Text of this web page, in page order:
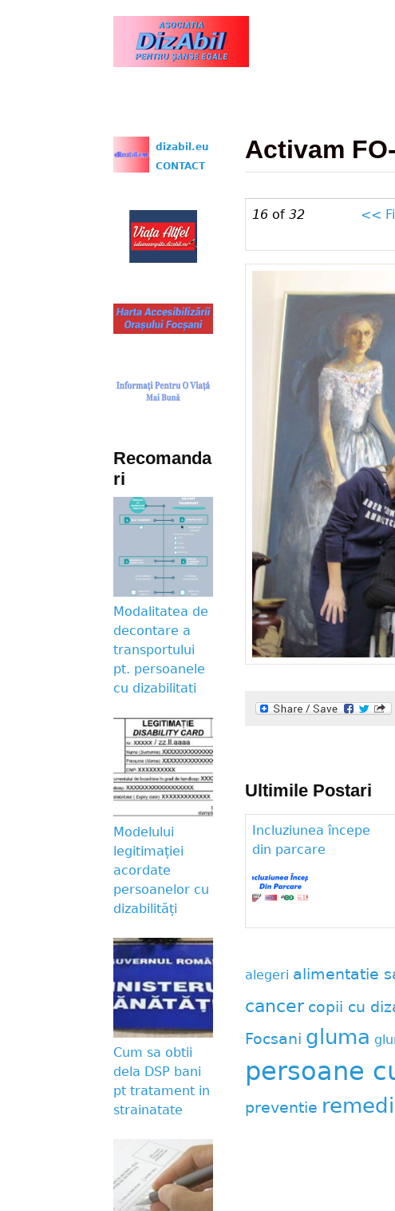
www.dizabil.eu
Activam
16 of 32 <<
Activam FO-
Ultimile Postari
Incluziunea începe
din parcare
alegeri alimentatie
cancer copii cu
Focsani gluma
persoane
preventie
dizabil.eu
CONTACT
Recomanda
ri
Modalitatea de
decontare a
transportului
pt. persoanele
cu dizabilitati
Modelului
legitimației
acordate
persoanelor cu
dizabilități
Cum sa obtii
dela DSP bani
pt tratament in
strainatate